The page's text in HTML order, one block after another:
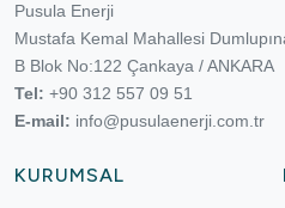
Pusula Enerji
Mustafa Kemal Mahallesi
B Blok No:122 Çankaya / ANKARA
Tel: +90 312 557 09 51
E-mail: info@pusulaenerji.com.tr
KURUMSAL